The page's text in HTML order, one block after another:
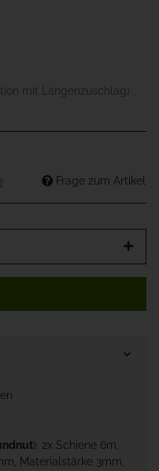
mit Längenzuschlag)
Frage zum Artikel
): 2x Schiene 6m,
Materialstärke 3mm,